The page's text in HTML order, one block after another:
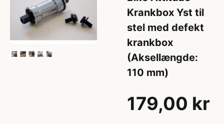
Krankbox Yst til
stel med defekt
krankbox
(Aksellængde:
110 mm)
179,00 kr